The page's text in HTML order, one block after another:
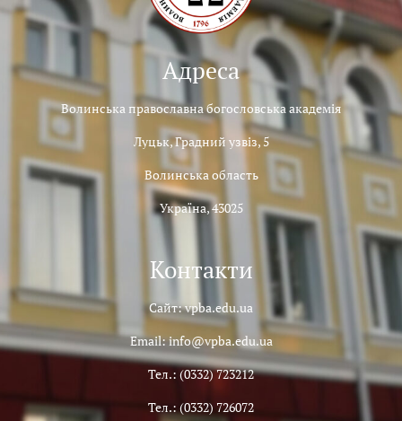
Адреса
Волинська православна богословська академія
Луцьк, Градний узвіз, 5
Волинська область
Україна, 43025
Контакти
Сайт: vpba.edu.ua
Email: info@vpba.edu.ua
Тел.: (0332) 723212
Тел.: (0332) 726072